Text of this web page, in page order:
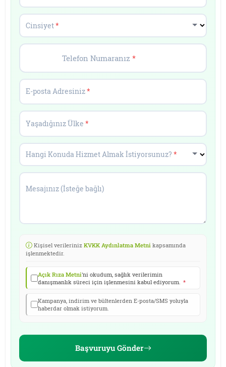
Cinsiyet*
Telefon Numaranız *
E-posta Adresiniz*
Yaşadığınız Ülke*
Hangi Konuda Hizmet Almak İstiyorsunuz?*
Mesajınız (İsteğe bağlı)
Kişisel verileriniz KVKK Aydınlatma Metnikapsamında
işlenmektedir.
Açık Rıza Metni'ni okudum, sağlık verilerimin
danışmanlık süreci için işlenmesini kabul ediyorum. *
Kampanya, indirim ve bültenlerden E-posta/SMS yoluyla
haberdar olmak istiyorum.
Başvuruyu Gönder